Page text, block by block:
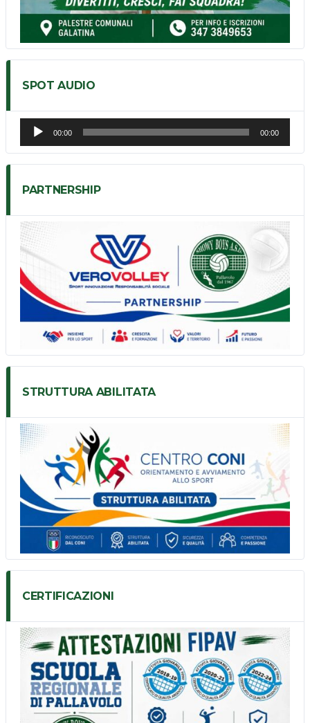
SPOT AUDIO
Audio
Player
00:00 00:00
PARTNERSHIP
STRUTTURA ABILITATA
CERTIFICAZIONI